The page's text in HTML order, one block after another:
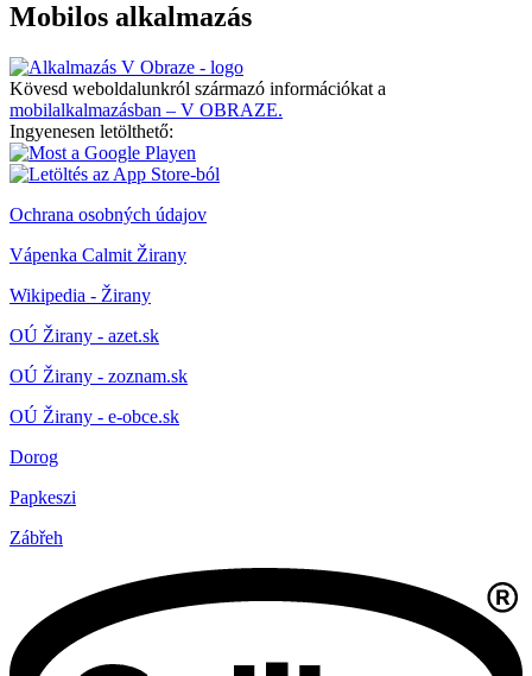
Mobilos alkalmazás
Kövesd weboldalunkról származó információkat a
mobilalkalmazásban – V OBRAZE.
Ingyenesen letölthető:
Ochrana osobných údajov
Vápenka Calmit Žirany
Wikipedia - Žirany
OÚ Žirany - azet.sk
OÚ Žirany - zoznam.sk
OÚ Žirany - e-obce.sk
Dorog
Papkeszi
Zábřeh